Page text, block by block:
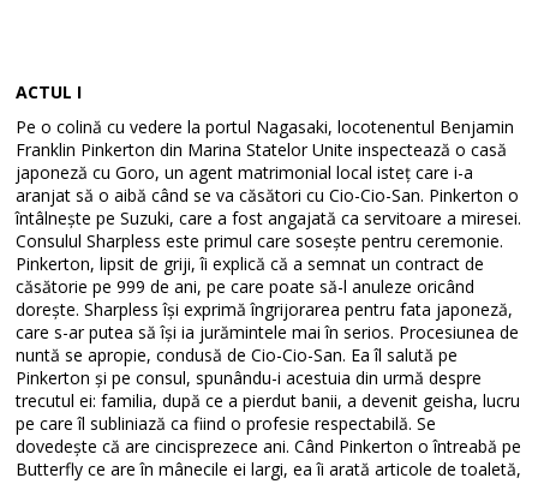
ACTUL I
Pe o colină cu vedere la portul Nagasaki, locotenentul Benjamin
Franklin Pinkerton din Marina Statelor Unite inspectează o casă
japoneză cu Goro, un agent matrimonial local isteț care i-a
aranjat să o aibă când se va căsători cu Cio-Cio-San. Pinkerton o
întâlnește pe Suzuki, care a fost angajată ca servitoare a miresei.
Consulul Sharpless este primul care sosește pentru ceremonie.
Pinkerton, lipsit de griji, îi explică că a semnat un contract de
căsătorie pe 999 de ani, pe care poate să-l anuleze oricând
dorește. Sharpless își exprimă îngrijorarea pentru fata japoneză,
care s-ar putea să își ia jurămintele mai în serios. Procesiunea de
nuntă se apropie, condusă de Cio-Cio-San. Ea îl salută pe
Pinkerton și pe consul, spunându-i acestuia din urmă despre
trecutul ei: familia, după ce a pierdut banii, a devenit geisha, lucru
pe care îl subliniază ca fiind o profesie respectabilă. Se
dovedește că are cincisprezece ani. Când Pinkerton o întreabă pe
Butterfly ce are în mânecile ei largi, ea îi arată articole de toaletă,